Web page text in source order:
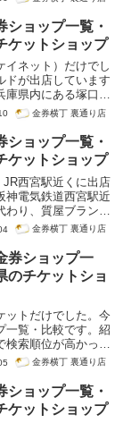
ショップ一覧・
ケットショップ
イネット）だけでし
ドが出店しています
庫県内にある塚口駅
グル検索「塚口駅
います。
金券横丁 裏通り店
ショップ一覧・
ケットショップ
西宮駅近くに出店
神電気鉄道西宮駅近
わり、質屋ブラン
応しています。今
・比較です。紹介
位が高かった順番
金券横丁 裏通り店
券ショップ一
のチケットショ
ットだけでした。今
一覧・比較です。紹
索順位が高かった
金券横丁 裏通り店
ショップ一覧・
ケットショップ